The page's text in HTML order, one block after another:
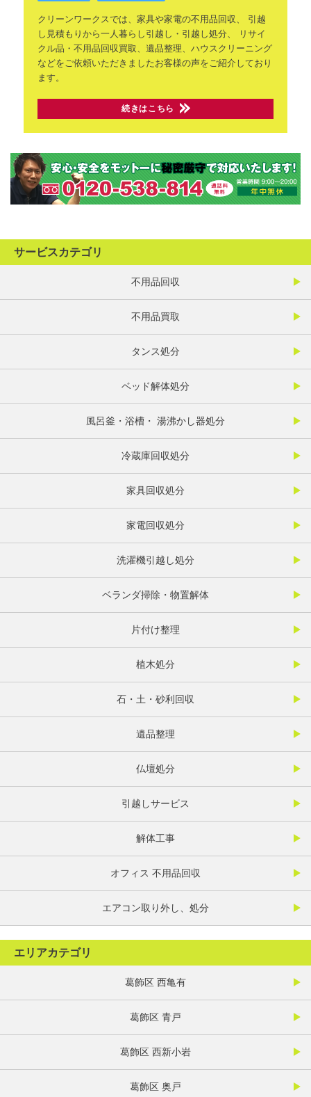
クリーンワークスでは、家具や家電の不用品回収、
引越
し見積もりから一人暮らし引越し・引越し処分、
リサイ
クル品・不用品回収買取、遺品整理、ハウスクリーニング
などをご依頼いただきましたお客様の声をご紹介しており
ます。
続きはこちら
サービスカテゴリ
不用品回収
不用品買取
タンス処分
ベッド解体処分
風呂釜・浴槽・ 湯沸かし器処分
冷蔵庫回収処分
家具回収処分
家電回収処分
洗濯機引越し処分
ベランダ掃除・物置解体
片付け整理
植木処分
石・土・砂利回収
遺品整理
仏壇処分
引越しサービス
解体工事
オフィス 不用品回収
エアコン取り外し、処分
エリアカテゴリ
葛飾区 西亀有
葛飾区 青戸
葛飾区 西新小岩
葛飾区 奥戸